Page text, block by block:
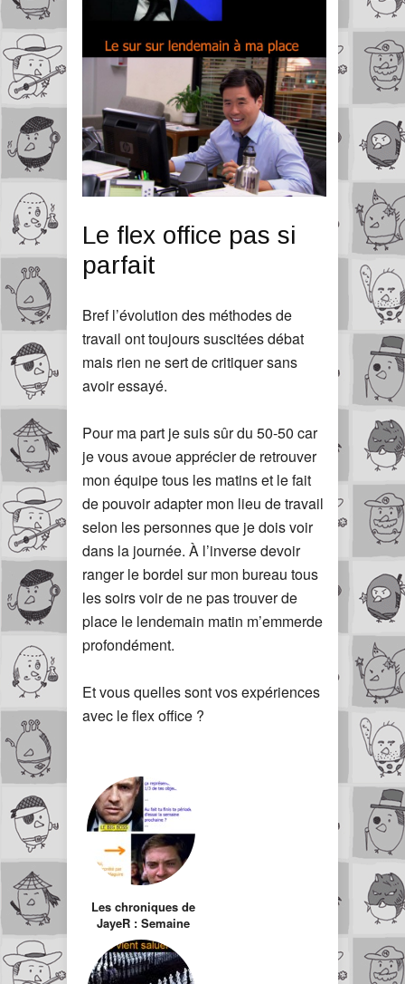
Le flex office pas si
parfait
Bref l’évolution des méthodes de
travail ont toujours suscitées débat
mais rien ne sert de critiquer sans
avoir essayé.
Pour ma part je suis sûr du 50-50 car
je vous avoue apprécier de retrouver
mon équipe tous les matins et le fait
de pouvoir adapter mon lieu de travail
selon les personnes que je dois voir
dans la journée. À l’inverse devoir
ranger le bordel sur mon bureau tous
les soirs voir de ne pas trouver de
place le lendemain matin m’emmerde
profondément.
Et vous quelles sont vos expériences
avec le flex office ?
Les chroniques de
JayeR : Semaine
de merde (au
bureau
évidemment)